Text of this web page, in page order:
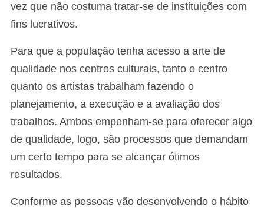
vez que não costuma tratar-se de instituições com
fins lucrativos.
Para que a população tenha acesso a arte de
qualidade nos centros culturais, tanto o centro
quanto os artistas trabalham fazendo o
planejamento, a execução e a avaliação dos
trabalhos. Ambos empenham-se para oferecer algo
de qualidade, logo, são processos que demandam
um certo tempo para se alcançar ótimos
resultados.
Conforme as pessoas vão desenvolvendo o hábito